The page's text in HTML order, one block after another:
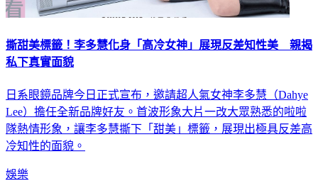
撕甜美標籤！李多慧化身「高冷女神」展現反差知性美 親揭
私下真實面貌
日系眼鏡品牌今日正式宣布，邀請超人氣女神李多慧（Dahye
Lee）擔任全新品牌好友。首波形象大片一改大眾熟悉的啦啦
隊熱情形象，讓李多慧撕下「甜美」標籤，展現出極具反差高
冷知性的面貌。
娛樂